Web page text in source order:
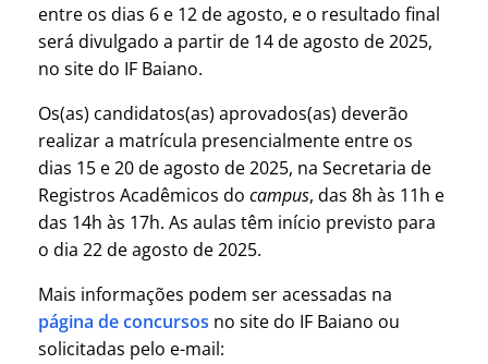
entre os dias 6 e 12 de agosto, e o resultado final
será divulgado a partir de 14 de agosto de 2025,
no site do IF Baiano.
Os(as) candidatos(as) aprovados(as) deverão
realizar a matrícula presencialmente entre os
dias 15 e 20 de agosto de 2025, na Secretaria de
Registros Acadêmicos do campus, das 8h às 11h e
das 14h às 17h. As aulas têm início previsto para
o dia 22 de agosto de 2025.
Mais informações podem ser acessadas na
página de concursos no site do IF Baiano ou
solicitadas pelo e-mail: